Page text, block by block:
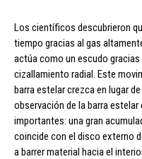
Los científicos descubrieron
tiempo gracias al gas
actúa como un escudo
cizallamiento radial. Este
barra estelar crezca en lugar
observación de la barra
importantes: una gran
coincide con el disco externo
a barrer material hacia el